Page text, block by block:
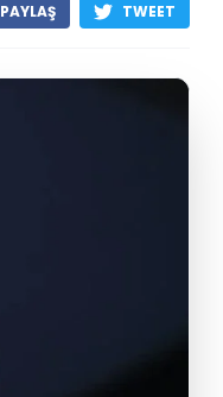
PAYLAŞ TWEET